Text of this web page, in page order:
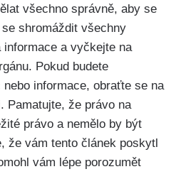
všechno správně, aby se
shromáždit všechny
a vyčkejte na
Pokud budete
informace, obraťte se na
Pamatujte, že právo na
právo a nemělo by být
že vám tento článek poskytl
vám lépe porozumět